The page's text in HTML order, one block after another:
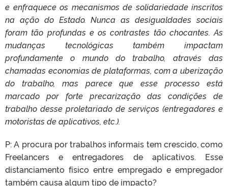
e enfraquece os mecanismos de solidariedade inscritos
na ação do Estado. Nunca as desigualdades sociais
foram tão profundas e os contrastes tão chocantes. As
mudanças tecnológicas também impactam
profundamente o mundo do trabalho, através das
chamadas economias de plataformas, com a uberização
do trabalho, mas parece que esse processo está
marcado por forte precarização das condições de
trabalho desse proletariado de serviços (entregadores e
motoristas de aplicativos, etc.).
P: A procura por trabalhos informais tem crescido, como
Freelancers e entregadores de aplicativos. Esse
distanciamento físico entre empregado e empregador
também causa algum tipo de impacto?